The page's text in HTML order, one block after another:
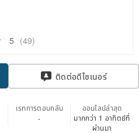
5 (49)
ติดต่อดีไซเนอร์
เรทการตอบกลับ
-
ออนไลน์ล่าสุด
มากกว่า 1 อาทิตย์ที่
ผ่านมา